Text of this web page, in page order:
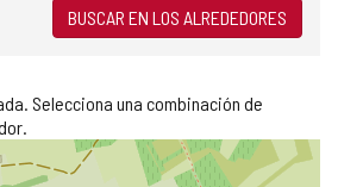
BUSCAR EN LOS ALREDEDORES
Selecciona una combinación de